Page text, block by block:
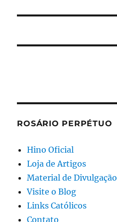
ROSÁRIO PERPÉTUO
Hino Oficial
Loja de Artigos
Material de Divulgação
Visite o Blog
Links Católicos
Contato